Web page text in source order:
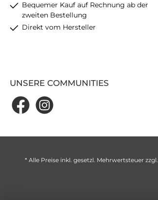
Bequemer Kauf auf Rechnung ab der
zweiten Bestellung
Direkt vom Hersteller
UNSERE COMMUNITIES
* Alle Preise inkl. gesetzl. Mehrwertsteuer zzgl.